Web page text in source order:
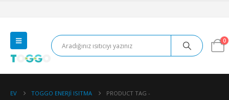
0
EV TOGGO ENERJI ISITMA
PRODUCT TAG -